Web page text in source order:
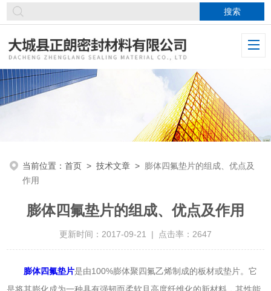
当前位置：首页 >技术文章 > 膨体四氟垫片的组成、优点及
作用
膨体四氟垫片的组成、优点及作用
更新时间：2017-09-21 | 点击率：2647
膨体四氟垫片是由100%膨体聚四氟乙烯制成的板材或垫片。它